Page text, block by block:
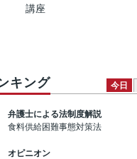
講座
キング 今日
弁護士による法制度解説
食料供給困難事態対策法
オピニオン